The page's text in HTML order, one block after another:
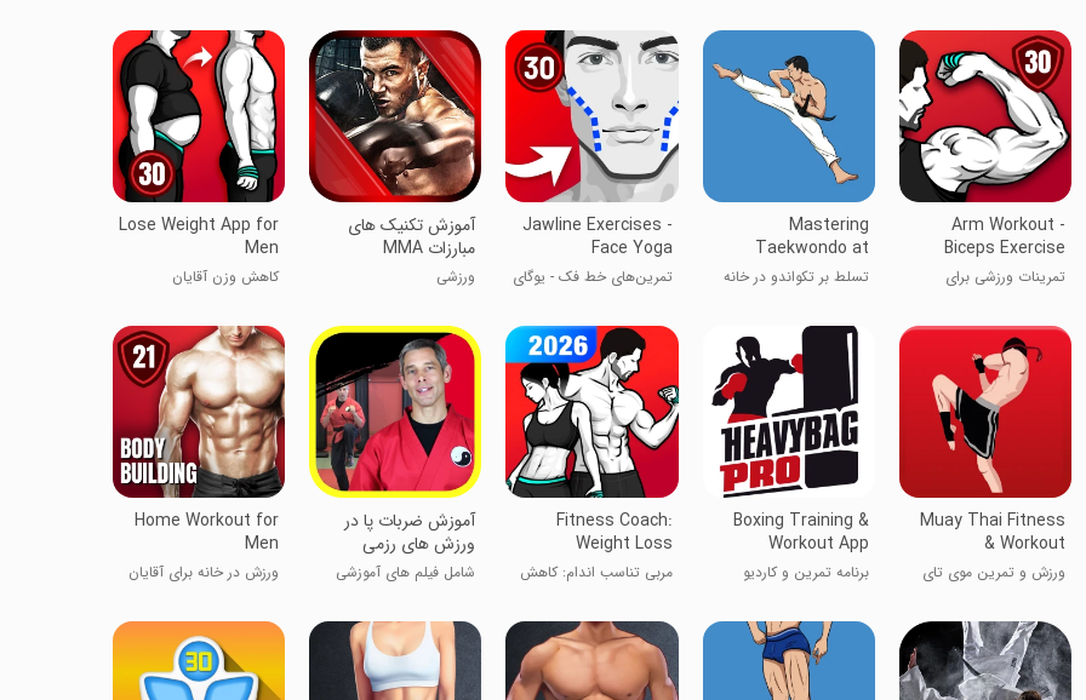
Arm Workout -
Biceps Exercise
تمرینات ورزشی برای
Mastering
Taekwondo at
Home
تسلط بر تکواندو در خانه
Jawline Exercises -
Face Yoga
تمرین‌های خط فک - یوگای
آموزش تکنیک های
مبارزات MMA
ورزشی
Lose Weight App for
Men
کاهش وزن آقایان
Muay Thai Fitness
& Workout
ورزش و تمرین موی تای
Boxing Training &
Workout App
برنامه تمرین و کاردیو
Fitness Coach:
Weight Loss
مربی تناسب اندام: کاهش
آموزش ضربات پا در
ورزش های رزمی
شامل فیلم های آموزشی
Home Workout for
Men
ورزش در خانه برای آقایان